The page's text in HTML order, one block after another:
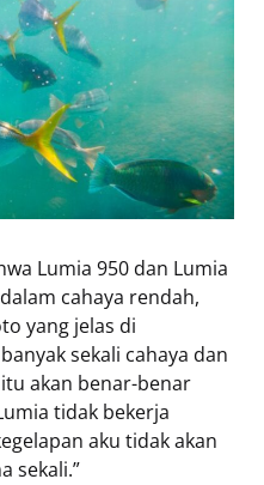
Lumia 950 dan Lumia
cahaya rendah,
yang jelas di
sekali cahaya dan
akan benar-benar
tidak bekerja
aku tidak akan
sekali.”